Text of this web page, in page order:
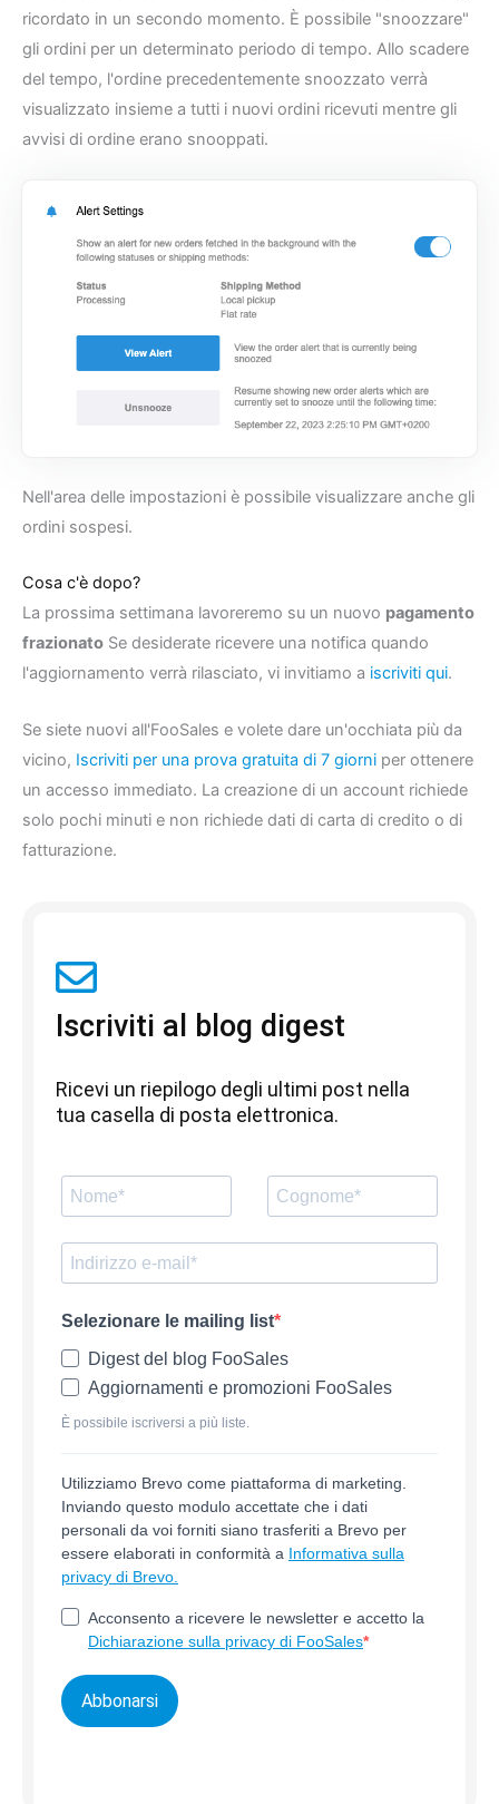
ricordato in un secondo momento. È possibile "snoozzare"
gli ordini per un determinato periodo di tempo. Allo scadere
del tempo, l'ordine precedentemente snoozzato verrà
visualizzato insieme a tutti i nuovi ordini ricevuti mentre gli
avvisi di ordine erano snooppati.
Nell'area delle impostazioni è possibile visualizzare anche gli
ordini sospesi.
Cosa c'è dopo?
La prossima settimana lavoreremo su un nuovo pagamento
frazionato Se desiderate ricevere una notifica quando
l'aggiornamento verrà rilasciato, vi invitiamo a iscriviti qui.
Se siete nuovi all'FooSales e volete dare un'occhiata più da
vicino, Iscriviti per una prova gratuita di 7 giorni per ottenere
un accesso immediato. La creazione di un account richiede
solo pochi minuti e non richiede dati di carta di credito o di
fatturazione.
Iscriviti al blog digest
Ricevi un riepilogo degli ultimi post nella
tua casella di posta elettronica.
Selezionare le mailing list
Digest del blog FooSales
Aggiornamenti e promozioni FooSales
È possibile iscriversi a più liste.
Utilizziamo Brevo come piattaforma di marketing.
Inviando questo modulo accettate che i dati
personali da voi forniti siano trasferiti a Brevo per
essere elaborati in conformità a Informativa sulla
privacy di Brevo.
Acconsento a ricevere le newsletter e accetto la
Dichiarazione sulla privacy di FooSales
Abbonarsi